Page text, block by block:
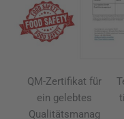
QM-Zertifikat für
ein gelebtes
Qualitätsmanag